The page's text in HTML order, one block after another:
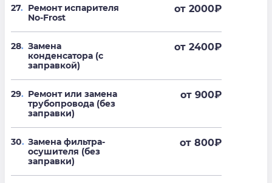
27. Ремонт испарителя
No-Frost
от 2000₽
28. Замена
конденсатора (с
заправкой)
от 2400₽
29. Ремонт или замена
трубопровода (без
заправки)
от 900₽
30. Замена фильтра-
осушителя (без
заправки)
от 800₽